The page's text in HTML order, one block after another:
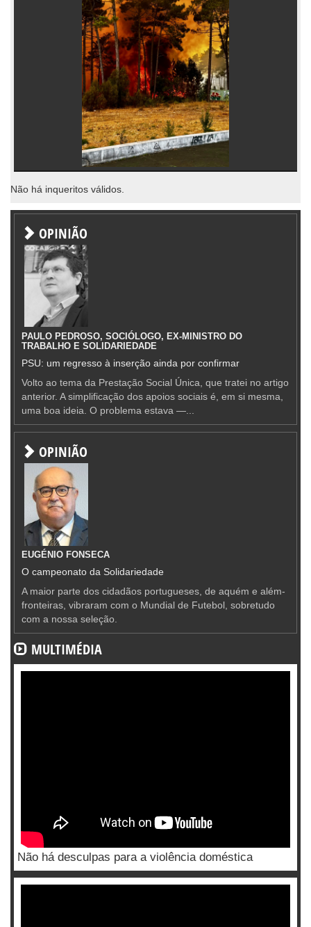
Não há inqueritos válidos.
OPINIÃO
PAULO PEDROSO, SOCIÓLOGO, EX-MINISTRO DO
TRABALHO E SOLIDARIEDADE
PSU: um regresso à inserção ainda por confirmar
Volto ao tema da Prestação Social Única, que tratei no artigo
anterior. A simplificação dos apoios sociais é, em si mesma,
uma boa ideia. O problema estava —...
OPINIÃO
EUGÉNIO FONSECA
O campeonato da Solidariedade
A maior parte dos cidadãos portugueses, de aquém e além-
fronteiras, vibraram com o Mundial de Futebol, sobretudo
com a nossa seleção.
MULTIMÉDIA
Não há desculpas para a violência doméstica